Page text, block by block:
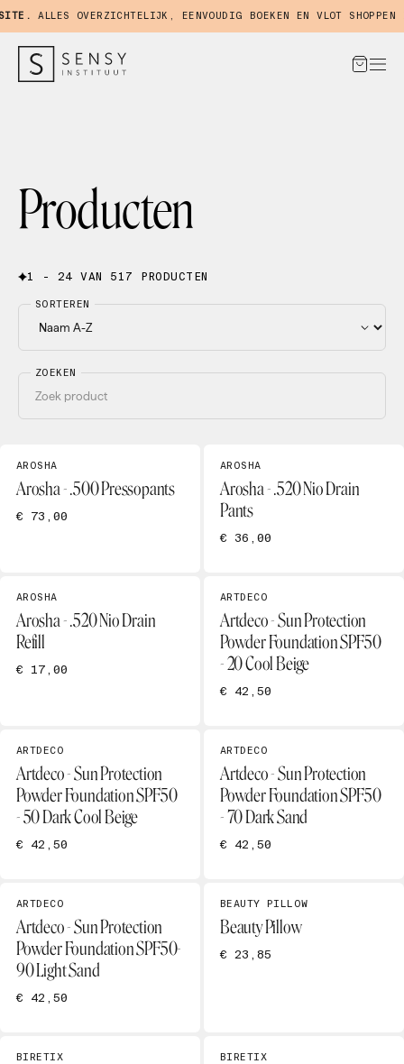
ALLES OVERZICHTELIJK, EENVOUDIG BOEKEN EN VLOT SHOPPEN IN
Producten
1 - 24 VAN 517 PRODUCTEN
ZOEKEN
SORTEREN
AROSHA
Arosha - .500 Pressopants
€ 73,00
AROSHA
Arosha - .520 Nio Drain
Pants
€ 36,00
AROSHA
Arosha - .520 Nio Drain
Refill
€ 17,00
ARTDECO
Artdeco - Sun Protection
Powder Foundation SPF50
- 20 Cool Beige
€ 42,50
ARTDECO
Artdeco - Sun Protection
Powder Foundation SPF50
- 50 Dark Cool Beige
€ 42,50
ARTDECO
Artdeco - Sun Protection
Powder Foundation SPF50
- 70 Dark Sand
€ 42,50
ARTDECO
Artdeco - Sun Protection
Powder Foundation SPF50-
90 Light Sand
€ 42,50
BEAUTY PILLOW
Beauty Pillow
€ 23,85
BIRETIX BIRETIX